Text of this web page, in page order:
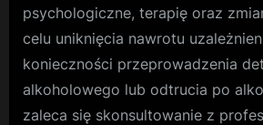
psychologiczne, terapię oraz
celu uniknięcia nawrotu
konieczności przeprowadzenia
alkoholowego lub odtrucia po
zaleca się skonsultowanie z